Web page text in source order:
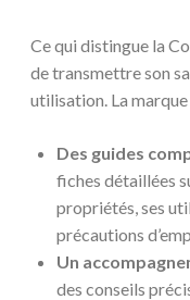
Ce qui distingue la
de transmettre son
utilisation. La
Des guides
fiches détaillées
propriétés, ses
précautions
Un
des conseils